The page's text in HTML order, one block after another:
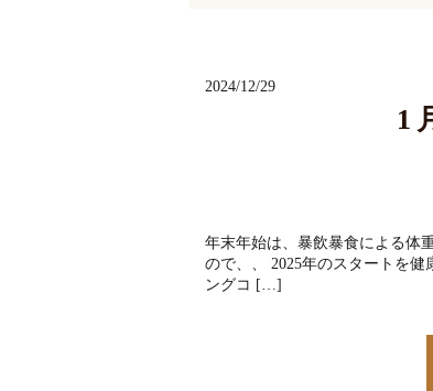
2024/12/29
1
年末年始は、暴飲暴食による体
ので、、 2025年のスタートを
ングコ […]